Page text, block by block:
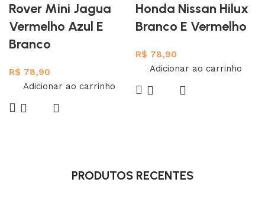
Rover Mini Jagua
Vermelho Azul E
Branco
R$ 78,90
Adicionar ao carrinho
Honda Nissan Hilux
Branco E Vermelho
R$ 78,90
Adicionar ao carrinho
PRODUTOS RECENTES